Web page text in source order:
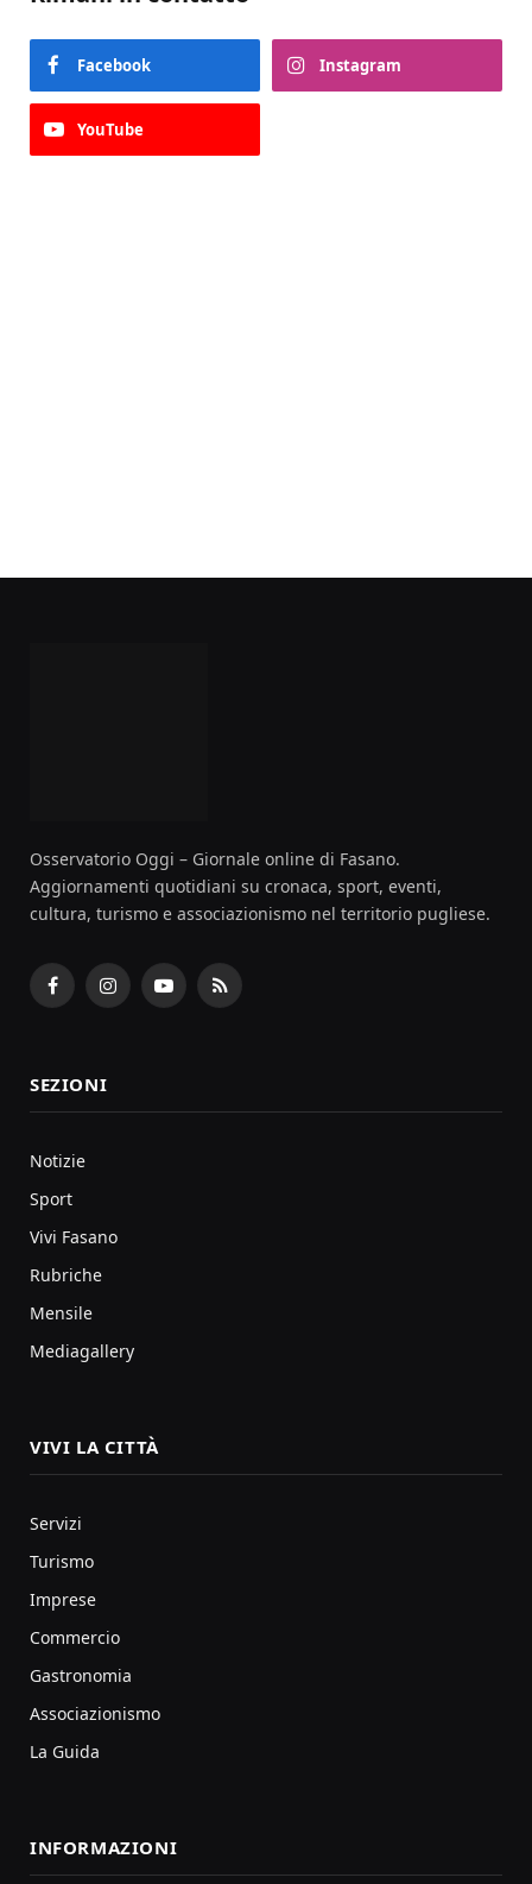
Facebook Instagram
YouTube
Osservatorio Oggi – Giornale online di Fasano.
Aggiornamenti quotidiani su cronaca, sport, eventi,
cultura, turismo e associazionismo nel territorio pugliese.
FacebookInstagramYouTubeRSS
SEZIONI
Notizie
Sport
Vivi Fasano
Rubriche
Mensile
Mediagallery
VIVI LA CITTÀ
Servizi
Turismo
Imprese
Commercio
Gastronomia
Associazionismo
La Guida
INFORMAZIONI